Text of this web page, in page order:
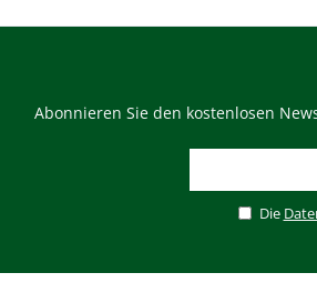
Abonnieren Sie den kostenlosen
Die